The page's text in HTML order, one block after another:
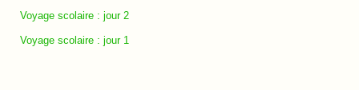
Voyage scolaire : jour 2
Voyage scolaire : jour 1